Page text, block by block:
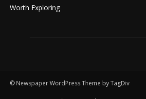
Worth Exploring
© Newspaper WordPress Theme by TagDiv